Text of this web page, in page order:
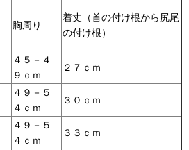
胸周り
着丈（首の付け根から尻尾
の付け根）
４５－４
９ｃｍ
２７ｃｍ
４９－５
４ｃｍ
３０ｃｍ
４９－５
４ｃｍ
３３ｃｍ